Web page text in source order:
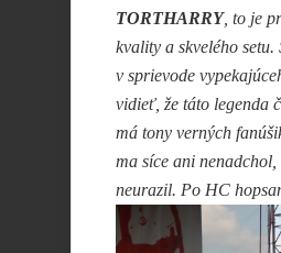
TORTHARRY, to je
kvality a skvelého setu.
v sprievode
vidieť, že táto legenda
má tony verných
ma síce ani
neurazil. Po HC